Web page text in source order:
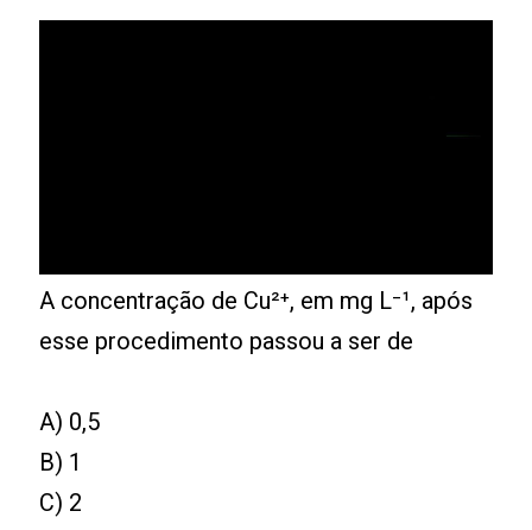
A concentração de Cu²⁺, em mg L⁻¹, após
esse procedimento passou a ser de
A) 0,5
B) 1
C) 2